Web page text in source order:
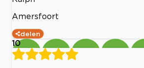
Amersfoort
delen
10